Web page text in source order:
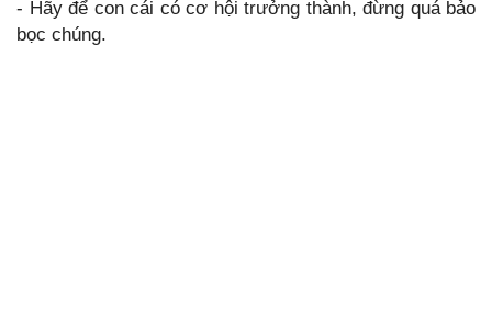
- Hãy để con cái có cơ hội trưởng thành, đừng quá bảo
bọc chúng.